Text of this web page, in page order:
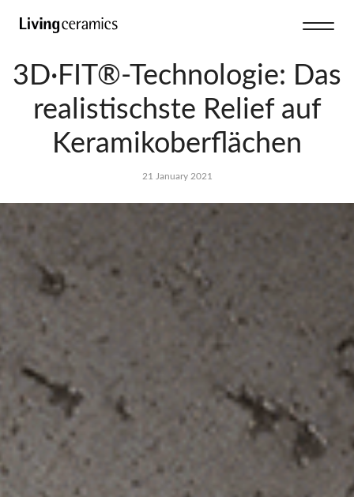
3D·FIT®-Technologie: Das
realistischste Relief auf
Keramikoberflächen
21 January 2021